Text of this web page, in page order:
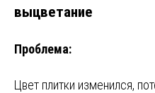
выцветание
Проблема:
Цвет плитки изменился,